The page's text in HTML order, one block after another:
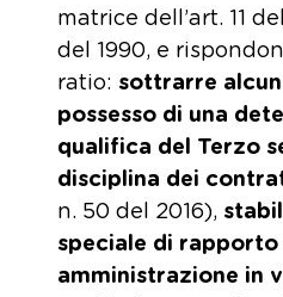
matrice dell’art. 11
del 1990, e
ratio: sottrarre
possesso di una
qualifica del Terzo
disciplina dei
n. 50 del 2016),
speciale di
amministrazione in